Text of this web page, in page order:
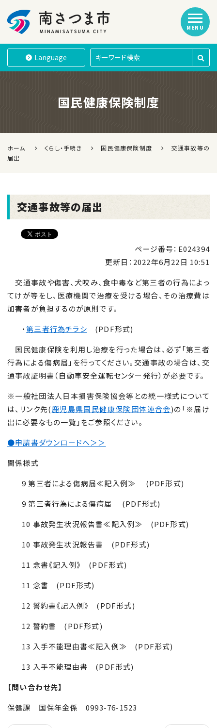
南さつま市
Language
MENU
国民健康保険制度
ホーム くらし・手続き 国民健康保険制度
交通事故等の
届出
交通事故等の届出
ページ番号：E024394
更新日： 2022年6月22日 10:51
交通事故や傷害、犬咬み、食中毒など第三者の行為によっ
てけが等をし、医療機関で治療を受ける場合、 その治療費は
加害者が負担するのが原則です。
・第三者行為チラシ (PDF形式)
国民健康保険を利用し治療を行った場合は、必ず「第三者
行為による傷病届」を行ってください。交通事故の場合は、交
通事故証明書（自動車安全運転センター発行）が必要です。
※一般社団法人日本損害保険協会等との統一様式について
は、リンク先(鹿児島県国民健康保険団体連合会)の「※届け
出に必要なもの一覧」をご参照ください。
●申請書ダウンロードへ＞＞
関係様式
9 第三者による傷病届≪記入例≫ (PDF形式)
9 第三者行為による傷病届 (PDF形式)
10 事故発生状況報告書≪記入例≫ (PDF形式)
10 事故発生状況報告書 (PDF形式)
11 念書《記入例》 (PDF形式)
11 念書 (PDF形式)
12 誓約書《記入例》 (PDF形式)
12 誓約書 (PDF形式)
13 入手不能理由書≪記入例≫ (PDF形式)
13 入手不能理由書 (PDF形式)
【問い合わせ先】
保健課 国保年金係 0993-76-1523